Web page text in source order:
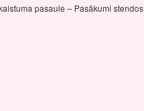
pasaule – Pasākumi stendos